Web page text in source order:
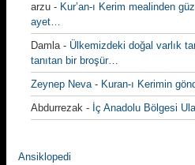
arzu - Kur’an-ı Kerim mealinden
ayet…
Damla- Ülkemizdeki doğal varlık
tanıtan bir broşür…
Zeynep Neva- Kuran-ı Kerimin
Abdurrezak - İç Anadolu Bölgesi
Ansiklopedi